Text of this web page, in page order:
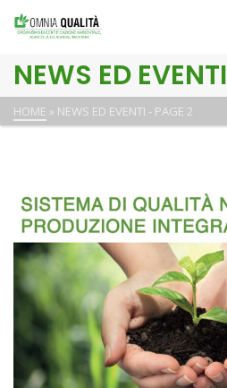
NEWS ED EVENTI
HOME » NEWS ED EVENTI - PAGE 2